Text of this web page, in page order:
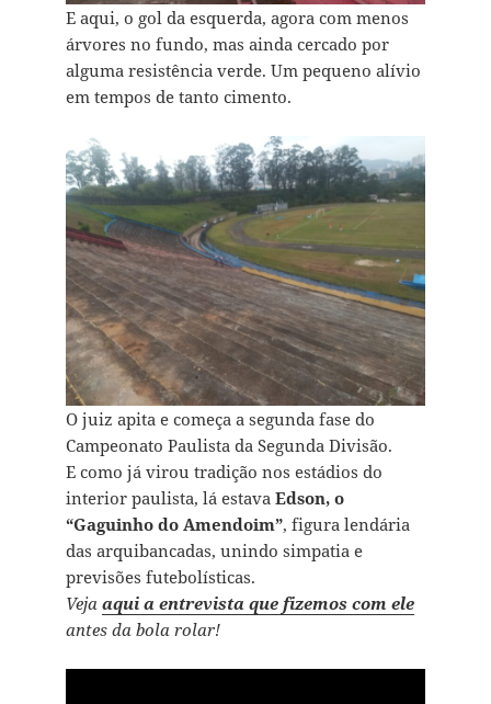
E aqui, o gol da esquerda, agora com menos
árvores no fundo, mas ainda cercado por
alguma resistência verde. Um pequeno alívio
em tempos de tanto cimento.
O juiz apita e começa a segunda fase do
Campeonato Paulista da Segunda Divisão.
E como já virou tradição nos estádios do
interior paulista, lá estava Edson, o
“Gaguinho do Amendoim”, figura lendária
das arquibancadas, unindo simpatia e
previsões futebolísticas.
Veja aqui a entrevista que fizemos com ele
antes da bola rolar!